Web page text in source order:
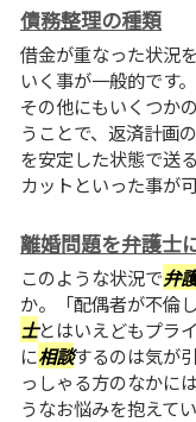
債務整理の種類
借金が重なった状況
いく事が一般的です。
その他にもいくつか
うことで、返済計画
を安定した状態で送
カットといった事が
離婚問題を弁護士
このような状況で弁
か。「配偶者が不倫
士とはいえどもプラ
に相談するのは気が
っしゃる方のなかには
うなお悩みを抱えて